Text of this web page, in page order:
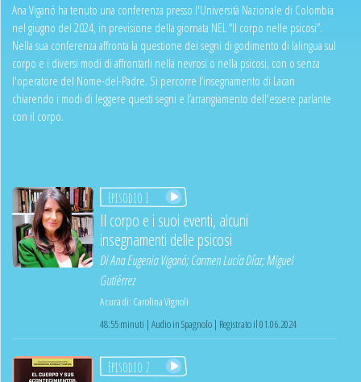
Ana Viganó ha tenuto una conferenza presso l'Università Nazionale di Colombia
nel giugno del 2024, in previsione della giornata NEL “Il corpo nelle psicosi”.
Nella sua conferenza affronta la questione dei segni di godimento di lalingua sul
corpo e i diversi modi di affrontarli nella nevrosi o nella psicosi, con o senza
l'operatore del Nome-del-Padre. Si percorre l’insegnamento di Lacan
chiarendo i modi di leggere questi segni e l’arrangiamento dell'essere parlante
con il corpo.
Episodio 1
Il corpo e i suoi eventi, alcuni
insegnamenti delle psicosi
DiAna Eugenia Viganó;Carmen Lucía Díaz;Miguel
Gutiérrez
A cura di: Carolina Vignoli
48:55 minuti | Audio in Spagnolo | Registrato il 01.06.2024
Episodio 2